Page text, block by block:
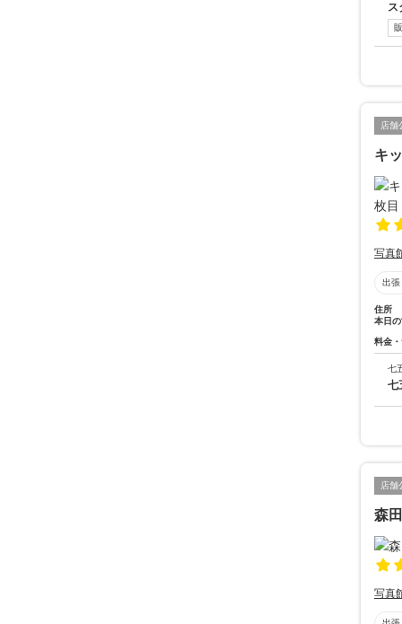
ス
店舗
キ
写真
出張
住所
本日
料金
七
七
店舗
森
写真